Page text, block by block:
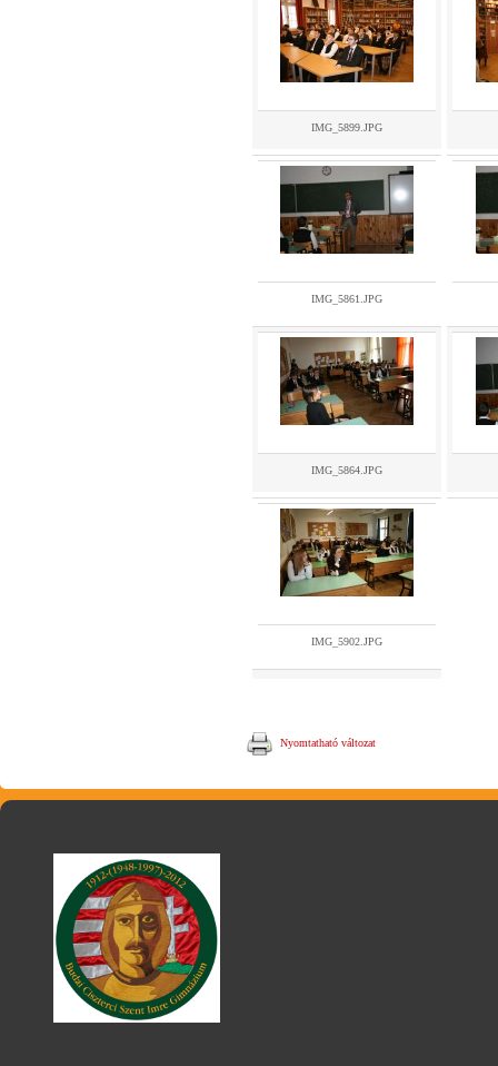
IMG_5899.JPG
IMG_5861.JPG
IMG_5864.JPG
IMG_5902.JPG
Nyomtatható változat